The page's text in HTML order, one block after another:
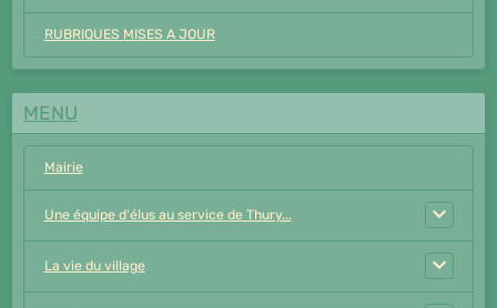
RUBRIQUES MISES A JOUR
MENU
Mairie
Une équipe d'élus au service de Thury...
La vie du village